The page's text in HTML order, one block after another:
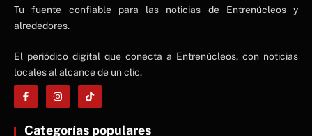
NE
NEWS ELEMENTOR
Tu fuente confiable para las noticias de Entrenúcleos y
alrededores.
El periódico digital que conecta a Entrenúcleos, con noticias
locales al alcance de un clic.
Categorías populares